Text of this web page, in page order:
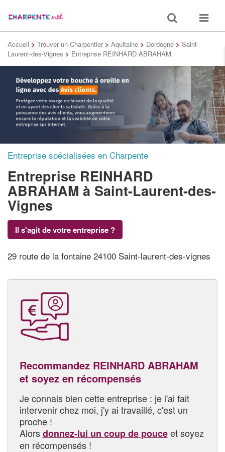
Toggle
search
Toggle
Accueil > Trouver un Charpentier > Aquitaine > Dordogne > Saint-
Laurent-des-Vignes > Entreprise REINHARD ABRAHAM
Entreprise spécialisées en Charpente
Entreprise REINHARD
ABRAHAM à Saint-Laurent-des-
Vignes
Il s'agit de votre entreprise ?
29 route de la fontaine 24100 Saint-laurent-des-vignes
Recommandez REINHARD ABRAHAM
et soyez en récompensés
Je connais bien cette entreprise : je l'ai fait
intervenir chez moi, j'y ai travaillé, c'est un
proche !
Alorsdonnez-lui un coup de pouceet soyez
en récompensés !